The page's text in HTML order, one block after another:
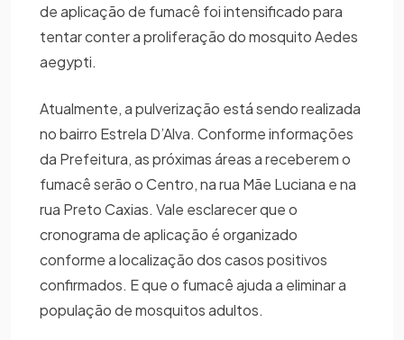
de aplicação de fumacê foi intensificado para
tentar conter a proliferação do mosquito Aedes
aegypti.
Atualmente, a pulverização está sendo realizada
no bairro Estrela D’Alva. Conforme informações
da Prefeitura, as próximas áreas a receberem o
fumacê serão o Centro, na rua Mãe Luciana e na
rua Preto Caxias. Vale esclarecer que o
cronograma de aplicação é organizado
conforme a localização dos casos positivos
confirmados. E que o fumacê ajuda a eliminar a
população de mosquitos adultos.